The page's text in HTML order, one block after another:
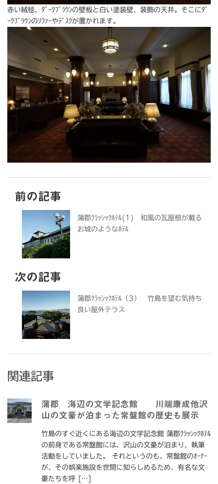
赤い絨毯、ﾀﾞｰｸﾌﾞﾗｳﾝの壁板と白い塗装壁、装飾の天井。そこにﾀﾞ
ｰｸﾌﾞﾗｳﾝのｿﾌｧｰやﾃﾞｽｸが置かれます。
前の記事
蒲郡ｸﾗｯｼｯｸﾎﾃﾙ(1) 和風の瓦屋根が載る
お城のようなﾎﾃﾙ
次の記事
蒲郡ｸﾗｯｼｯｸﾎﾃﾙ（3） 竹島を望む気持ち
良い屋外テラス
関連記事
蒲郡 海辺の文学記念館 川端康成他沢
山の文豪が泊まった常盤館の歴史も展示
竹島のすぐ近くにある海辺の文学記念館 蒲郡ｸﾗｯｼｯｸﾎﾃﾙ
の前身である常盤館には、沢山の文豪が泊まり、執筆
活動をしていました。 それというのも、常盤館のｵｰﾅｰ
が、その娯楽施設を世間に知らしめるため、有名な文
豪たちを呼 […]